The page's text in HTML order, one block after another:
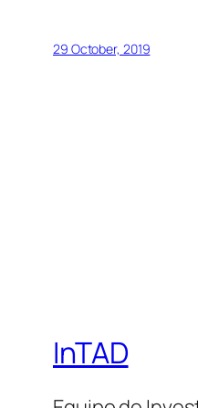
29 October, 2019
InTAD